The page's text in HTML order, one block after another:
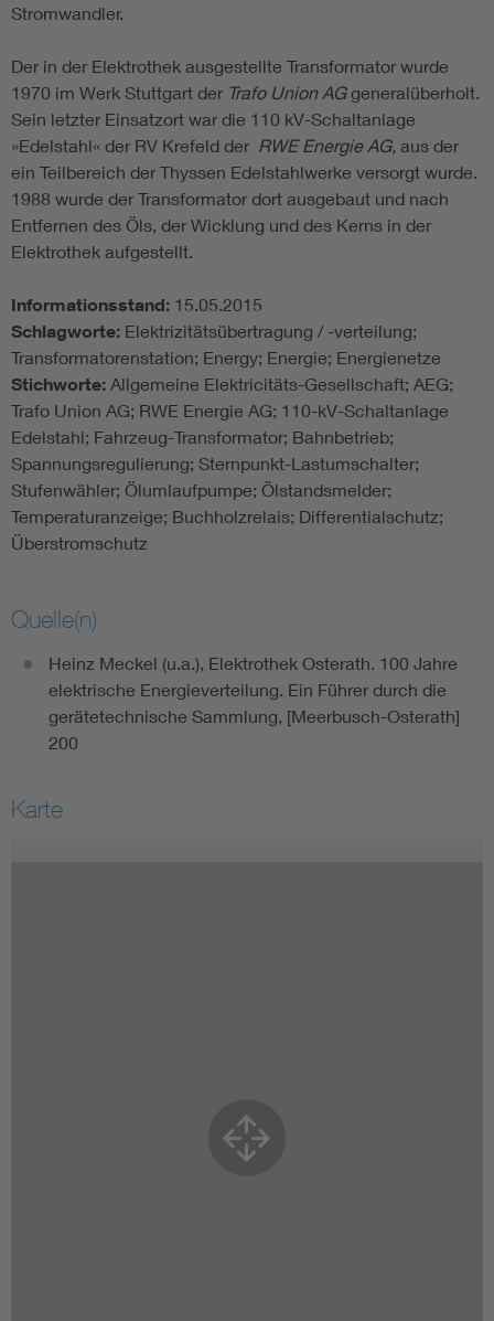
Stromwandler.
Der in der Elektrothek ausgestellte Transformator wurde
1970 im Werk Stuttgart der Trafo Union AGgeneralüberholt.
Sein letzter Einsatzort war die 110 kV-Schaltanlage
»Edelstahl« der RV Krefeld der RWE Energie AG, aus der
ein Teilbereich der Thyssen Edelstahlwerke versorgt wurde.
1988 wurde der Transformator dort ausgebaut und nach
Entfernen des Öls, der Wicklung und des Kerns in der
Elektrothek aufgestellt.
Informationsstand: 15.05.2015
Schlagworte: Elektrizitätsübertragung / -verteilung;
Transformatorenstation; Energy; Energie; Energienetze
Stichworte: Allgemeine Elektricitäts-Gesellschaft; AEG;
Trafo Union AG; RWE Energie AG; 110-kV-Schaltanlage
Edelstahl; Fahrzeug-Transformator; Bahnbetrieb;
Spannungsregulierung; Sternpunkt-Lastumschalter;
Stufenwähler; Ölumlaufpumpe; Ölstandsmelder;
Temperaturanzeige; Buchholzrelais; Differentialschutz;
Überstromschutz
Quelle(n)
Heinz Meckel (u.a.), Elektrothek Osterath. 100 Jahre
elektrische Energieverteilung. Ein Führer durch die
gerätetechnische Sammlung, [Meerbusch-Osterath]
200
Karte